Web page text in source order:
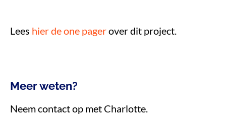
Lees hier de one pagerover dit project.
Meer weten?
Neem contact op met Charlotte.